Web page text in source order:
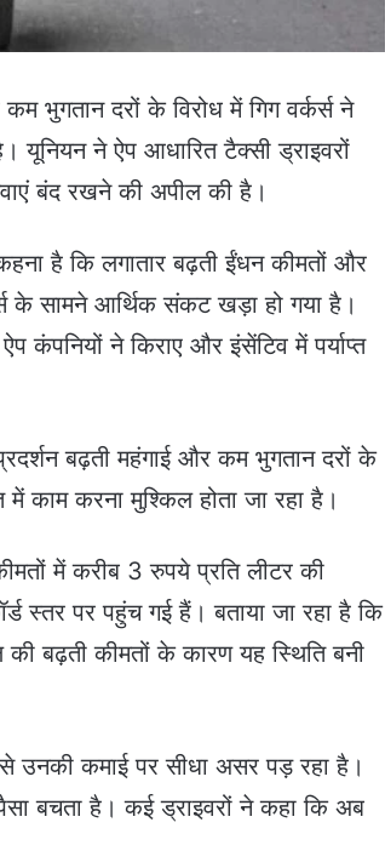
भुगतान दरों के विरोध में गिग वर्कर्स ने
यूनियन ने ऐप आधारित टैक्सी ड्राइवरों
बंद रखने की अपील की है।
है कि लगातार बढ़ती ईंधन कीमतों और
के सामने आर्थिक संकट खड़ा हो गया है।
ने किराए और इंसेंटिव में पर्याप्त
बढ़ती महंगाई और कम भुगतान दरों के
काम करना मुश्किल होता जा रहा है।
में करीब 3 रुपये प्रति लीटर की
स्तर पर पहुंच गई हैं। बताया जा रहा है कि
बढ़ती कीमतों के कारण यह स्थिति बनी
उनकी कमाई पर सीधा असर पड़ रहा है।
बचता है। कई ड्राइवरों ने कहा कि अब